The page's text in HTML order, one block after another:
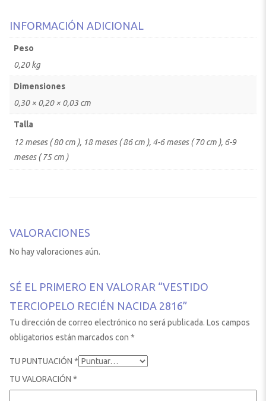
INFORMACIÓN ADICIONAL
Peso
0,20 kg
Dimensiones
0,30 × 0,20 × 0,03 cm
Talla
12 meses ( 80 cm ), 18 meses ( 86 cm ), 4-6 meses ( 70 cm ), 6-9
meses ( 75 cm )
VALORACIONES
No hay valoraciones aún.
SÉ EL PRIMERO EN VALORAR “VESTIDO
TERCIOPELO RECIÉN NACIDA 2816”
Tu dirección de correo electrónico no será publicada. Los campos
obligatorios están marcados con *
TU PUNTUACIÓN *
TU VALORACIÓN *